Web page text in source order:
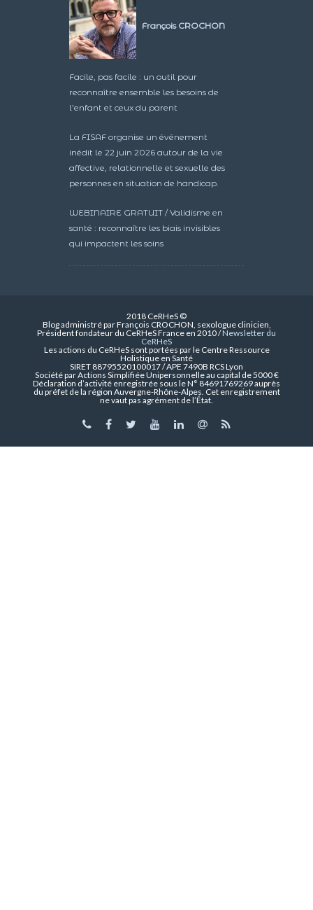
François CROCHON
Facile, pas facile : un outil pour
reconnaître ensemble les besoins de
l’enfant et ceux du parent
La FISAF organise un événement
inédit le 22 juin 2026 autour de la vie
affective, relationnelle et sexuelle des
personnes en situation de handicap.
WEBINAIRE GRATUIT / Validisme en
santé : reconnaître les biais invisibles
qui impactent les soins
2018 CeRHeS ©
Blog administré par François CROCHON, sexologue clinicien,
Président fondateur du CeRHeS France en 2010 /Newsletter du
CeRHeS
Les actions du CeRHeS sont portées par le Centre Ressource
Holistique en Santé
SIRET 88795520100017 / APE 7490B RCS Lyon
Société par Actions Simplifiée Unipersonnelle au capital de 5000 €
Déclaration d’activité enregistrée sous le N° 84691769269 auprès
du préfet de la région Auvergne-Rhône-Alpes. Cet enregistrement
ne vaut pas agrément de l’État.